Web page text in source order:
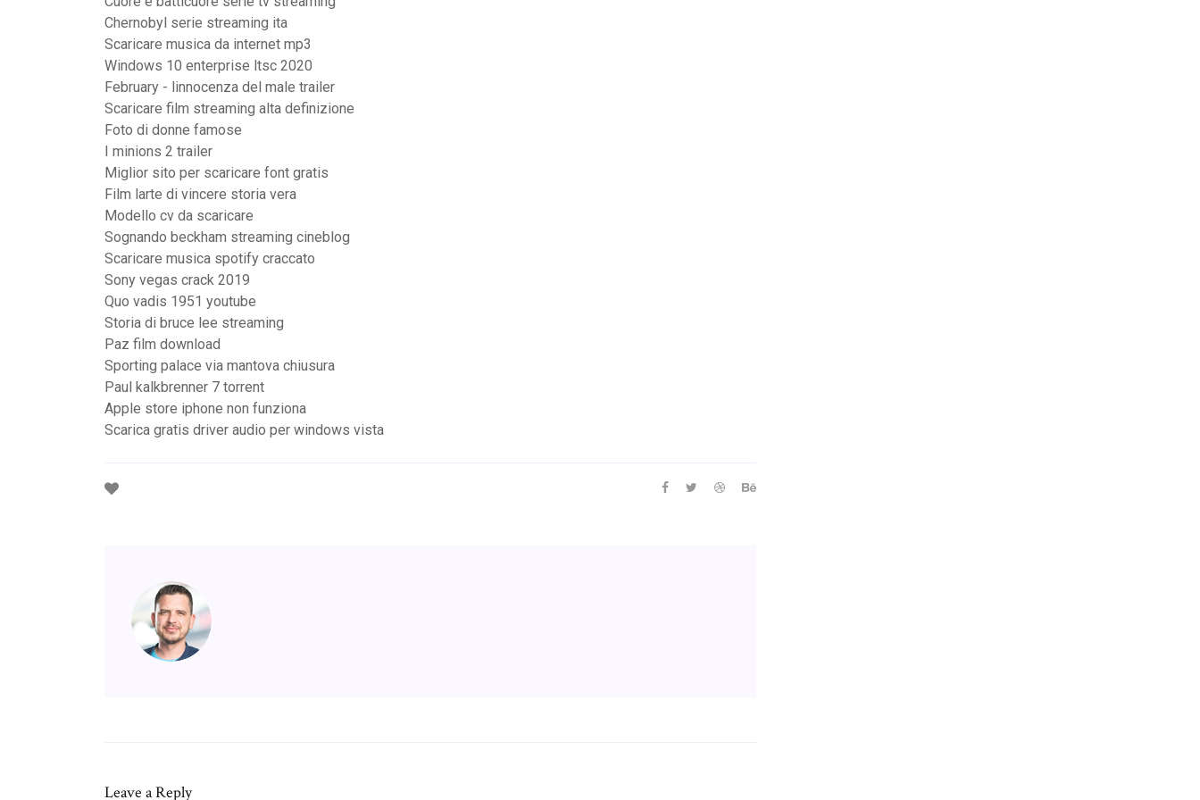
Chernobyl serie streaming ita
Scaricare musica da internet mp3
Windows 10 enterprise ltsc 2020
February - linnocenza del male trailer
Scaricare film streaming alta definizione
Foto di donne famose
I minions 2 trailer
Miglior sito per scaricare font gratis
Film larte di vincere storia vera
Modello cv da scaricare
Sognando beckham streaming cineblog
Scaricare musica spotify craccato
Sony vegas crack 2019
Quo vadis 1951 youtube
Storia di bruce lee streaming
Paz film download
Sporting palace via mantova chiusura
Paul kalkbrenner 7 torrent
Apple store iphone non funziona
Scarica gratis driver audio per windows vista
Leave a Reply